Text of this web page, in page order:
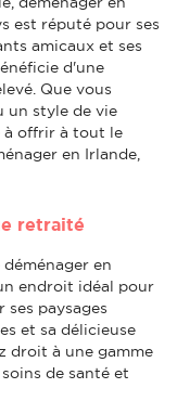
est réputé pour ses
amicaux et ses
d'une
Que vous
un style de vie
à offrir à tout le
en Irlande,
retraité
en
endroit idéal pour
paysages
et sa délicieuse
droit à une gamme
de santé et